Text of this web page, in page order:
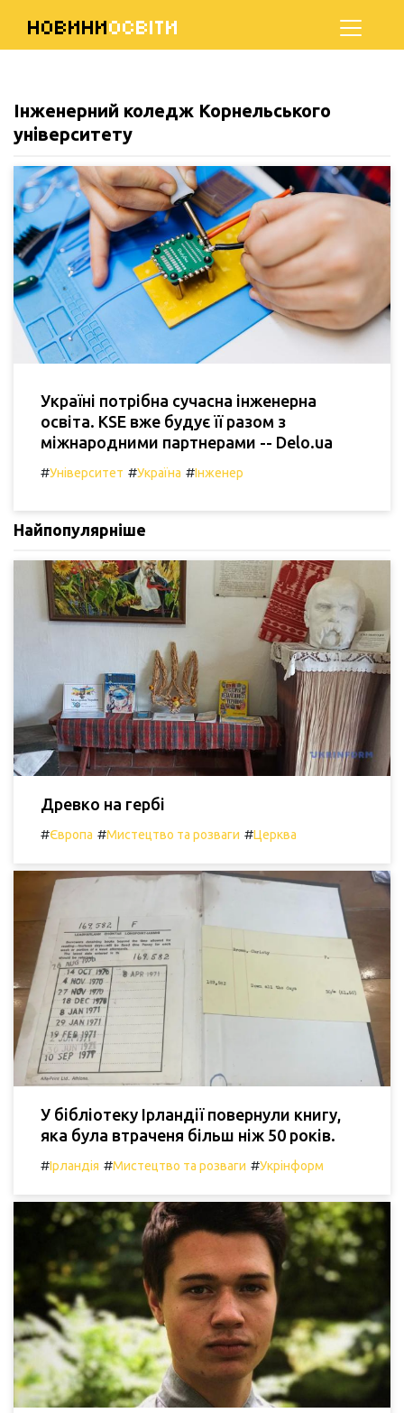
НОВИНИОСВІТИ
Інженерний коледж Корнельського
університету
Україні потрібна сучасна інженерна
освіта. KSE вже будує її разом з
міжнародними партнерами -- Delo.ua
#Університет #Україна #Інженер
Найпопулярніше
Древко на гербі
#Європа #Мистецтво та розваги #Церква
У бібліотеку Ірландії повернули книгу,
яка була втраченя більш ніж 50 років.
#Ірландія #Мистецтво та розваги #Укрінформ